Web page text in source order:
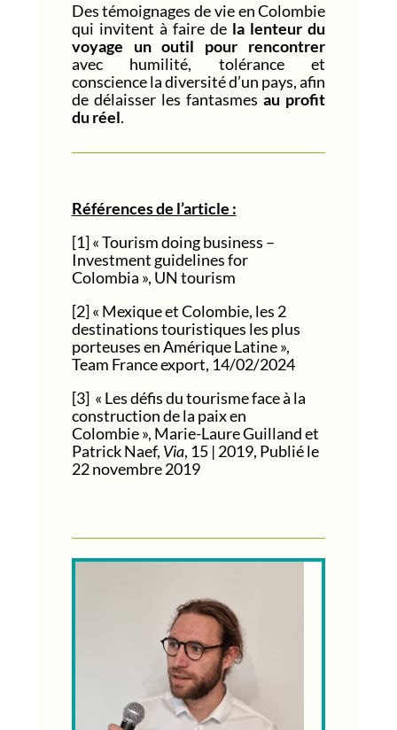
Des témoignages de vie en Colombie
qui invitent à faire de la lenteur du
voyage un outil pour rencontrer
avec humilité, tolérance et
conscience la diversité d’un pays, afin
de délaisser les fantasmesau profit
du réel.
Références de l’article :
[1] « Tourism doing business –
Investment guidelines for
Colombia », UN tourism
[2] « Mexique et Colombie, les 2
destinations touristiques les plus
porteuses en Amérique Latine »,
Team France export, 14/02/2024
[3] « Les défis du tourisme face à la
construction de la paix en
Colombie », Marie-LaureGuillandet
PatrickNaef, Via, 15 | 2019, Publié le
22 novembre 2019